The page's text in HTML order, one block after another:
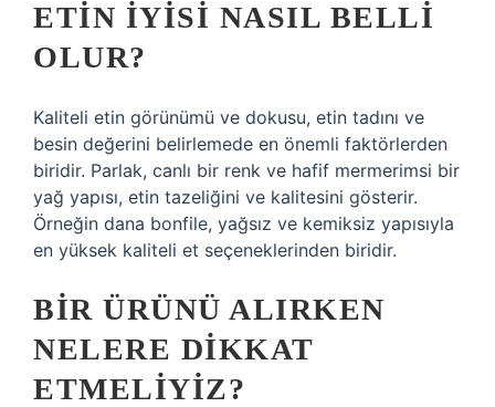
ETIN IYISI NASIL BELLI
OLUR?
Kaliteli etin görünümü ve dokusu, etin tadını ve
besin değerini belirlemede en önemli faktörlerden
biridir. Parlak, canlı bir renk ve hafif mermerimsi bir
yağ yapısı, etin tazeliğini ve kalitesini gösterir.
Örneğin dana bonfile, yağsız ve kemiksiz yapısıyla
en yüksek kaliteli et seçeneklerinden biridir.
BIR ÜRÜNÜ ALIRKEN
NELERE DIKKAT
ETMELIYIZ?